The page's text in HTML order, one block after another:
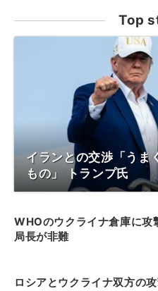
Top
イランとの交渉「うま
もの」 トランプ氏
WHOのウクライナ倉庫に攻
局長が非難
ロシアとウクライナ双方の